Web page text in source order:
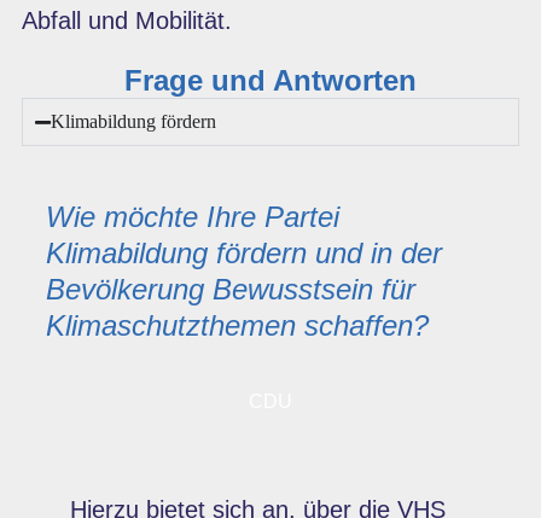
Abfall und Mobilität.
Frage und Antworten
Klimabildung fördern
Wie möchte Ihre Partei
Klimabildung fördern und in der
Bevölkerung Bewusstsein für
Klimaschutzthemen schaffen?
Hierzu bietet sich an, über die VHS